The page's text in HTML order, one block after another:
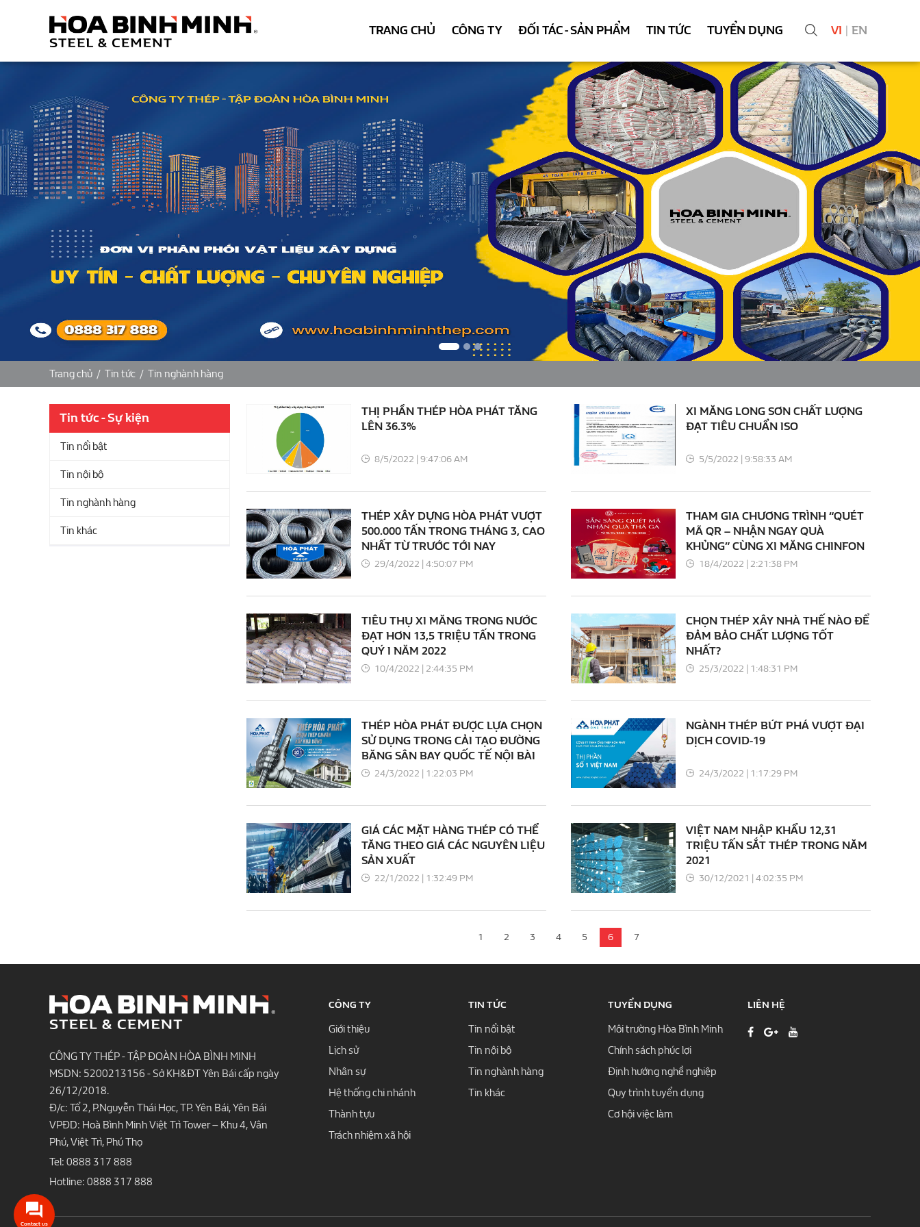
TRANG CHỦ CÔNG TY ĐỐI TÁC - SẢN PHẨM TIN TỨC TUYỂN DỤNG VI | EN
Trang chủ / Tin tức / Tin nghành hàng
Tin tức - Sự kiện
Tin nổi bật
Tin nội bộ
Tin nghành hàng
Tin khác
THỊ PHẦN THÉP HÒA PHÁT TĂNG
LÊN 36.3%
8/5/2022 | 9:47:06 AM
XI MĂNG LONG SƠN CHẤT LƯỢNG
ĐẠT TIÊU CHUẨN ISO
5/5/2022 | 9:58:33 AM
THÉP XÂY DỰNG HÒA PHÁT VƯỢT
500.000 TẤN TRONG THÁNG 3, CAO
NHẤT TỪ TRƯỚC TỚI NAY
29/4/2022 | 4:50:07 PM
THAM GIA CHƯƠNG TRÌNH “QUÉT
MÃ QR – NHẬN NGAY QUÀ
KHỦNG” CÙNG XI MĂNG CHINFON
18/4/2022 | 2:21:38 PM
TIÊU THỤ XI MĂNG TRONG NƯỚC
ĐẠT HƠN 13,5 TRIỆU TẤN TRONG
QUÝ I NĂM 2022
10/4/2022 | 2:44:35 PM
CHỌN THÉP XÂY NHÀ THẾ NÀO ĐỂ
ĐẢM BẢO CHẤT LƯỢNG TỐT
NHẤT?
25/3/2022 | 1:48:31 PM
THÉP HÒA PHÁT ĐƯỢC LỰA CHỌN
SỬ DỤNG TRONG CẢI TẠO ĐƯỜNG
BĂNG SÂN BAY QUỐC TẾ NỘI BÀI
24/3/2022 | 1:22:03 PM
NGÀNH THÉP BỨT PHÁ VƯỢT ĐẠI
DỊCH COVID-19
24/3/2022 | 1:17:29 PM
GIÁ CÁC MẶT HÀNG THÉP CÓ THỂ
TĂNG THEO GIÁ CÁC NGUYÊN LIỆU
SẢN XUẤT
22/1/2022 | 1:32:49 PM
VIỆT NAM NHẬP KHẨU 12,31
TRIỆU TẤN SẮT THÉP TRONG NĂM
2021
30/12/2021 | 4:02:35 PM
1 2 3 4 5 6 7
CÔNG TY THÉP - TẬP ĐOÀN HÒA BÌNH MINH
MSDN: 5200213156 - Sở KH&ĐT Yên Bái cấp ngày
26/12/2018.
Đ/c: Tổ 2, P.Nguyễn Thái Học, TP. Yên Bái, Yên Bái
VPĐD: Hoà Bình Minh Việt Trì Tower – Khu 4, Vân
Phú, Việt Trì, Phú Thọ
Tel: 0888 317 888
Hotline: 0888 317 888
CÔNG TY
Giới thiệu
Lịch sử
Nhân sự
Hệ thống chi nhánh
Thành tựu
Trách nhiệm xã hội
TIN TỨC
Tin nổi bật
Tin nội bộ
Tin nghành hàng
Tin khác
TUYỂN DỤNG
Môi trường Hòa Bình Minh
Chính sách phúc lợi
Định hướng nghề nghiệp
Quy trình tuyển dụng
Cơ hội việc làm
LIÊN HỆ
Contact us